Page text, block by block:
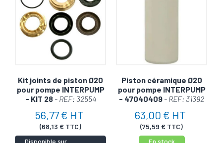
Kit joints de piston Ø20
pour pompe INTERPUMP
- KIT 28 - REF: 32554
56,77 € HT
(68,13 € TTC)
Disponible sur
Piston céramique Ø20
pour pompe INTERPUMP
- 47040409 - REF: 31392
63,00 € HT
(75,59 € TTC)
En stock